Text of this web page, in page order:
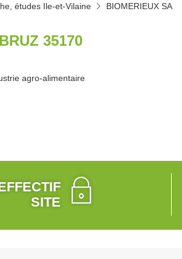
études Ile-et-Vilaine BIOMERIEUX SA
35170
agro-alimentaire
SITE